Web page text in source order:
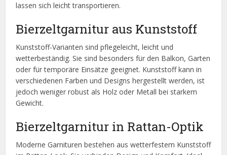
lassen sich leicht transportieren.
Bierzeltgarnitur aus Kunststoff
Kunststoff-Varianten sind pflegeleicht, leicht und
wetterbeständig. Sie sind besonders für den Balkon, Garten
oder für temporäre Einsätze geeignet. Kunststoff kann in
verschiedenen Farben und Designs hergestellt werden, ist
jedoch weniger robust als Holz oder Metall bei starkem
Gewicht.
Bierzeltgarnitur in Rattan-Optik
Moderne Garnituren bestehen aus wetterfestem Kunststoff